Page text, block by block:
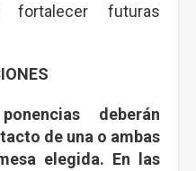
fortalecer futuras
deberán
de una o ambas
elegida. En las